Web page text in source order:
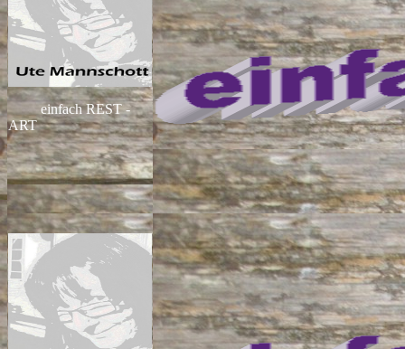
einfach REST -
ART